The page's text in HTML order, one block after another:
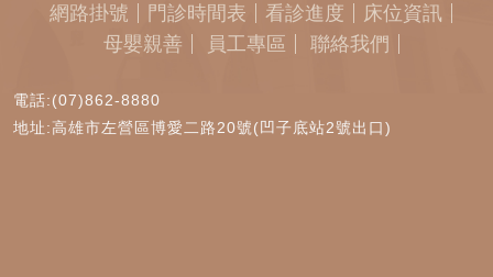
網路掛號 門診時間表 看診進度
床位資訊
母嬰親善
員工專區 聯絡我們
電話:(07)862-8880
地址:高雄市左營區博愛二路20號(凹子底站2號出口)